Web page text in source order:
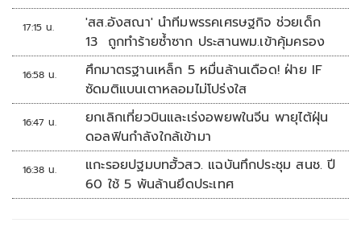
17:15 น.
'สส.อังสณา' นำทีมพรรคเศรษฐกิจ ช่วยเด็ก
13 ถูกทำร้ายซ้ำซาก ประสานพม.เข้าคุ้มครอง
16:58 น.
ศึกมาตรฐานเหล็ก 5 หมื่นล้านเดือด! ฝ่าย IF
ซัดมติแบนเตาหลอมไม่โปร่งใส
16:47 น.
ยกเลิกเที่ยวบินและเร่งอพยพในจีน พายุไต้ฝุ่น
ดอลฟินกำลังใกล้เข้ามา
16:38 น.
แกะรอยปฐมบทฮั้วสว. แฉบันทึกประชุม สนช. ปี
60 ใช้ 5 พันล้านยึดประเทศ